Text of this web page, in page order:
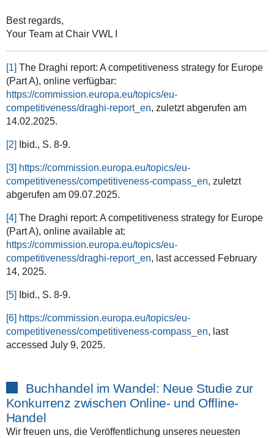
Best regards,
Your Team at Chair VWL I
[1] The Draghi report: A competitiveness strategy for Europe
(Part A), online verfügbar:
https://commission.europa.eu/topics/eu-
competitiveness/draghi-report_en, zuletzt abgerufen am
14.02.2025.
[2] Ibid., S. 8-9.
[3] https://commission.europa.eu/topics/eu-
competitiveness/competitiveness-compass_en, zuletzt
abgerufen am 09.07.2025.
[4] The Draghi report: A competitiveness strategy for Europe
(Part A), online available at:
https://commission.europa.eu/topics/eu-
competitiveness/draghi-report_en, last accessed February
14, 2025.
[5] Ibid., S. 8-9.
[6] https://commission.europa.eu/topics/eu-
competitiveness/competitiveness-compass_en, last
accessed July 9, 2025.
Buchhandel im Wandel: Neue Studie zur
Konkurrenz zwischen Online- und Offline-
Handel
Wir freuen uns, die Veröffentlichung unseres neuesten